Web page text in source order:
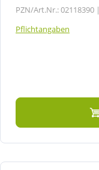
PZN/Art.Nr.: 02118390 |
Pflichtangaben